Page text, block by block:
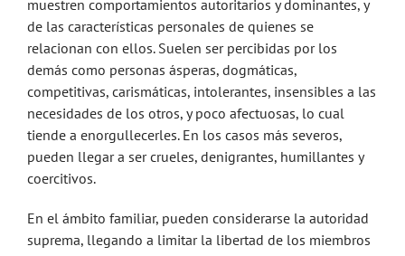
muestren comportamientos autoritarios y dominantes, y
de las características personales de quienes se
relacionan con ellos. Suelen ser percibidas por los
demás como personas ásperas, dogmáticas,
competitivas, carismáticas, intolerantes, insensibles a las
necesidades de los otros, y poco afectuosas, lo cual
tiende a enorgullecerles. En los casos más severos,
pueden llegar a ser crueles, denigrantes, humillantes y
coercitivos.
En el ámbito familiar, pueden considerarse la autoridad
suprema, llegando a limitar la libertad de los miembros